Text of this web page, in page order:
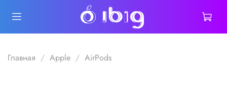
Главная Apple AirPods